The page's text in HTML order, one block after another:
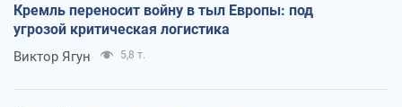
Кремль переносит войну в тыл Европы: под
угрозой критическая логистика
Виктор Ягун 5,8 т.